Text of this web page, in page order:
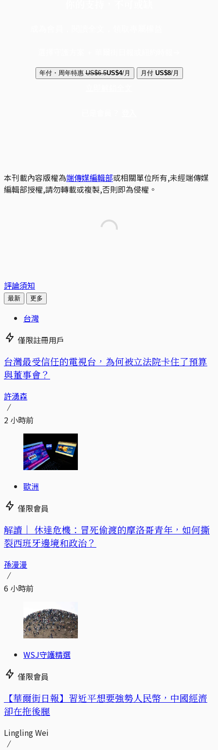
年付・周年特惠 US$6.5US$4/月 月付 US$8/月
本刊載內容版權為端傳媒編輯部或相關單位所有,未經端傳媒
編輯部授權,請勿轉載或複製,否則即為侵權。
評論須知
最新 更多
台灣
僅限註冊用戶
台灣最受信任的電視台，為何被立法院卡住了預算
與董事會？
許湧森
2 小時前
歐洲
僅限會員
解讀｜ 休達危機：冒死偷渡的摩洛哥青年，如何撕
裂西班牙邊境和政治？
孫漫漫
6 小時前
WSJ守護精選
僅限會員
【華爾街日報】習近平想要強勢人民幣，中國經濟
卻在拖後腿
Lingling Wei